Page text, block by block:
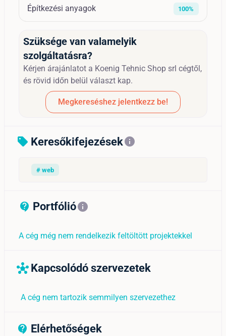
Építkezési anyagok 100%
Szüksége van valamelyik
szolgáltatásra?
Kérjen árajánlatot a Koenig Tehnic Shop srl cégtől,
és rövid időn belül választ kap.
Megkereséshez jelentkezz be!
sell Keresőkifejezésekinfo
# web
contact_support_outline
Portfólióinfo
A cég még nem rendelkezik feltöltött projektekkel
hub Kapcsolódó szervezetek
A cég nem tartozik semmilyen szervezethez
contact_support_outline
Elérhetőségek